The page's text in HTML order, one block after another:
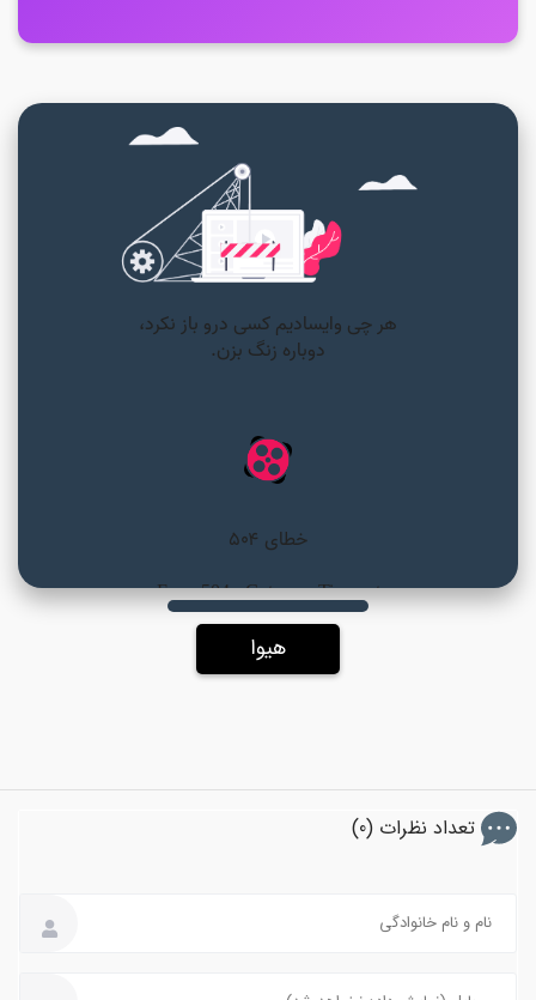
هیوا
تعداد نظرات (0)